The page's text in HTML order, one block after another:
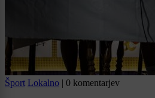
Šport Lokalno 0 komentarjev